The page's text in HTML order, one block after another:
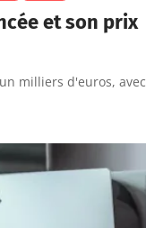
et son prix
milliers d'euros, avec